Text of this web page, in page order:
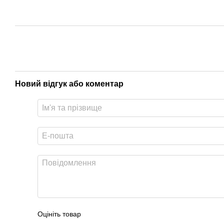
Новий відгук або коментар
Оцініть товар